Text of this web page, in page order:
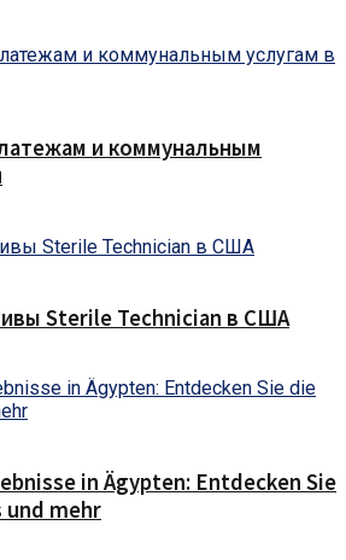
и коммунальным
Sterile Technician в США
in Ägypten: Entdecken Sie
und mehr